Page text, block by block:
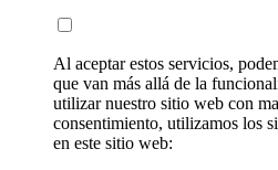
Al aceptar estos servicios,
que van más allá de la
utilizar nuestro sitio web con
consentimiento, utilizamos los
en este sitio web: